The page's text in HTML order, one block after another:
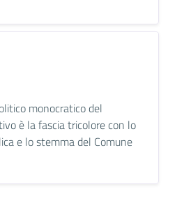
monocratico del
è la fascia tricolore con lo
e lo stemma del Comune